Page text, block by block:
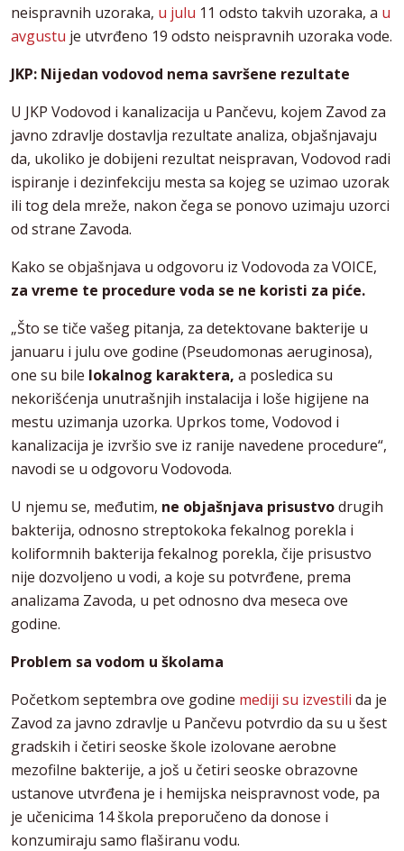
neispravnih uzoraka, u julu 11 odsto takvih uzoraka, a u
avgustu je utvrđeno 19 odsto neispravnih uzoraka vode.
JKP: Nijedan vodovod nema savršene rezultate
U JKP Vodovod i kanalizacija u Pančevu, kojem Zavod za
javno zdravlje dostavlja rezultate analiza, objašnjavaju
da, ukoliko je dobijeni rezultat neispravan, Vodovod radi
ispiranje i dezinfekciju mesta sa kojeg se uzimao uzorak
ili tog dela mreže, nakon čega se ponovo uzimaju uzorci
od strane Zavoda.
Kako se objašnjava u odgovoru iz Vodovoda za VOICE,
za vreme te procedure voda se ne koristi za piće.
„Što se tiče vašeg pitanja, za detektovane bakterije u
januaru i julu ove godine (Pseudomonas aeruginosa),
one su bile lokalnog karaktera, a posledica su
nekorišćenja unutrašnjih instalacija i loše higijene na
mestu uzimanja uzorka. Uprkos tome, Vodovod i
kanalizacija je izvršio sve iz ranije navedene procedure“,
navodi se u odgovoru Vodovoda.
U njemu se, međutim, ne objašnjava prisustvodrugih
bakterija, odnosno streptokoka fekalnog porekla i
koliformnih bakterija fekalnog porekla, čije prisustvo
nije dozvoljeno u vodi, a koje su potvrđene, prema
analizama Zavoda, u pet odnosno dva meseca ove
godine.
Problem sa vodom u školama
Početkom septembra ove godine mediji su izvestili da je
Zavod za javno zdravlje u Pančevu potvrdio da su u šest
gradskih i četiri seoske škole izolovane aerobne
mezofilne bakterije, a još u četiri seoske obrazovne
ustanove utvrđena je i hemijska neispravnost vode, pa
je učenicima 14 škola preporučeno da donose i
konzumiraju samo flaširanu vodu.